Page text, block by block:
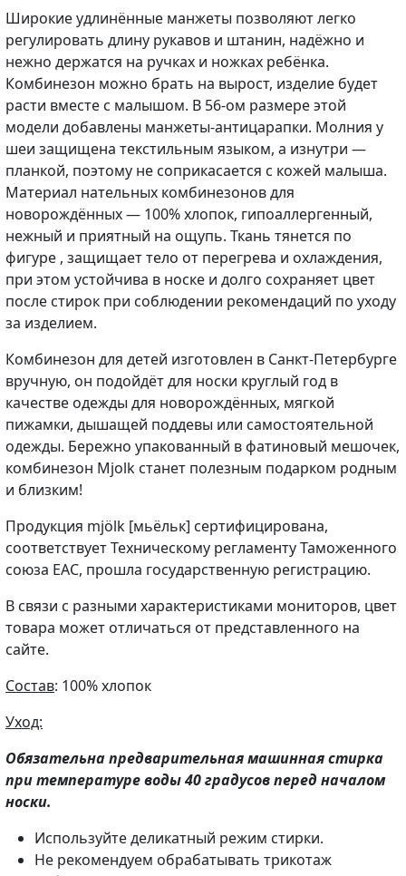
Широкие удлинённые манжеты позволяют легко
регулировать длину рукавов и штанин, надёжно и
нежно держатся на ручках и ножках ребёнка.
Комбинезон можно брать на вырост, изделие будет
расти вместе с малышом. В 56-ом размере этой
модели добавлены манжеты-антицарапки. Молния у
шеи защищена текстильным языком, а изнутри —
планкой, поэтому не соприкасается с кожей малыша.
Материал нательных комбинезонов для
новорождённых — 100% хлопок, гипоаллергенный,
нежный и приятный на ощупь. Ткань тянется по
фигуре , защищает тело от перегрева и охлаждения,
при этом устойчива в носке и долго сохраняет цвет
после стирок при соблюдении рекомендаций по уходу
за изделием.
Комбинезон для детей изготовлен в Санкт-Петербурге
вручную, он подойдёт для носки круглый год в
качестве одежды для новорождённых, мягкой
пижамки, дышащей поддевы или самостоятельной
одежды. Бережно упакованный в фатиновый мешочек,
комбинезон Mjolk станет полезным подарком родным
и близким!
Продукция mjölk [мьёльк] сертифицирована,
соответствует Техническому регламенту Таможенного
союза EAC, прошла государственную регистрацию.
В связи с разными характеристиками мониторов, цвет
товара может отличаться от представленного на
сайте.
Состав: 100% хлопок
Уход:
Обязательна предварительная машинная стирка
при температуре воды 40 градусов перед началом
носки.
Используйте деликатный режим стирки.
Не рекомендуем обрабатывать трикотаж